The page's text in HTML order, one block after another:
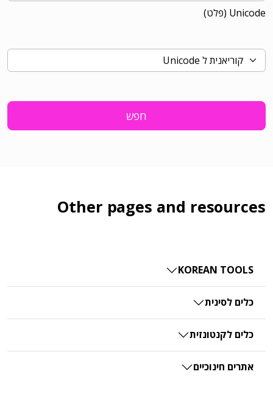
Unicode (פלט)
חפש
Other pages and resources
KOREAN TOOLS
כלים לסינית
כלים לקנטונזית
אתרים חינוכיים